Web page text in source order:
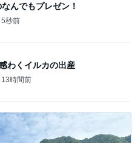
んでもプレゼン！
5秒前
わくイルカの出産
13時間前